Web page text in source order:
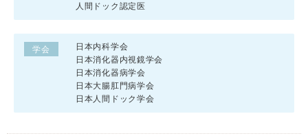
人間ドック認定医
学会
日本内科学会
日本消化器内視鏡学会
日本消化器病学会
日本大腸肛門病学会
日本人間ドック学会